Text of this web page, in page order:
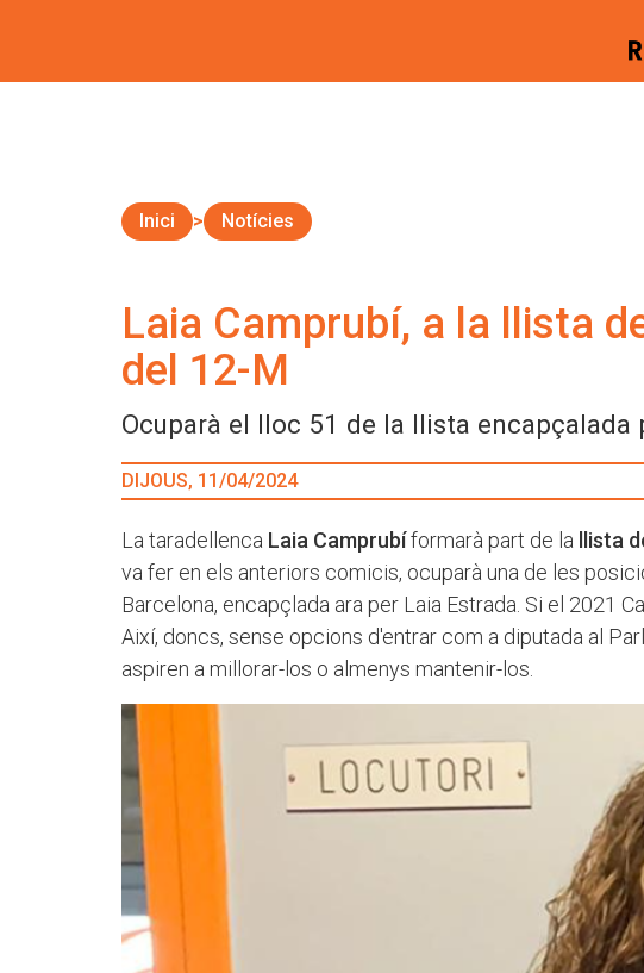
Inici Notícies
Laia Camprubí, a la llista
del 12-M
Ocuparà el lloc 51 de la llista encapçalada
DIJOUS, 11/04/2024
La taradellenca Laia Camprubíformarà part de la llista
va fer en els anteriors comicis, ocuparà una de les
Barcelona, encapçlada ara per Laia Estrada. Si el 2021
Així, doncs, sense opcions d'entrar com a diputada al
aspiren a millorar-los o almenys mantenir-los.